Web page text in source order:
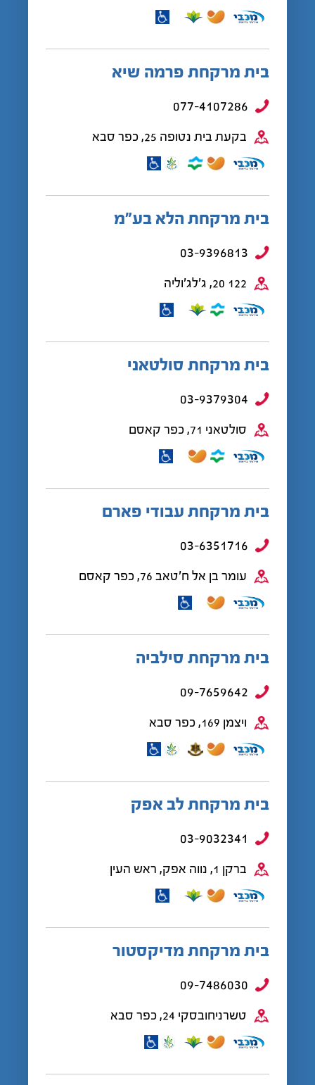
בית מרקחת פרמה שיא
077-4107286
בקעת בית נטופה 25, כפר סבא
בית מרקחת הלא בע”מ
03-9396813
122 20, ג'לג'וליה
בית מרקחת סולטאני
03-9379304
סולטאני 71, כפר קאסם
בית מרקחת עבודי פארם
03-6351716
עומר בן אל ח'טאב 76, כפר קאסם
בית מרקחת סילביה
09-7659642
ויצמן 169, כפר סבא
בית מרקחת לב אפק
03-9032341
ברקן 1, נווה אפק, ראש העין
בית מרקחת מדיקסטור
09-7486030
טשרניחובסקי 24, כפר סבא